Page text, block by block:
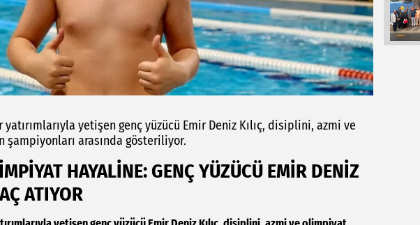
yetişen genç yüzücü Emir Deniz Kılıç, disiplini, azmi ve
arasında gösteriliyor.
HAYALİNE: GENÇ YÜZÜCÜ EMİR DENİZ
ATIYOR